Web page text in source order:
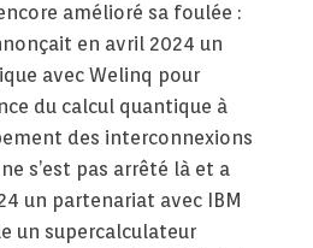
amélioré sa foulée :
en avril 2024 un
avec Welinq pour
du calcul quantique à
des interconnexions
s’est pas arrêté là et a
un partenariat avec IBM
un supercalculateur